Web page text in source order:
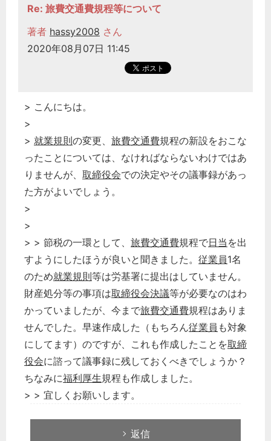
Re: 旅費交通費規程等について
著者 hassy2008 さん
2020年08月07日 11:45
> こんにちは。
>
> 就業規則の変更、 旅費交通費規程の新設をおこな
ったことについては、なければならないわけではあ
りませんが、 取締役会での決定やその議事録があっ
た方がよいでしょう。
>
>
> > 節税の一環として、 旅費交通費規程で日当 を出
すようにしたほうが良いと聞きました。 従業員1名
のため就業規則等は労基署に提出はしていません。
財産処分等の事項は取締役会決議等が必要なのはわ
かっていましたが、今まで旅費交通費規程はありま
せんでした。早速作成した（もちろん従業員 も対象
にしてます）のですが、これも作成したことを取締
役会に諮って議事録に残しておくべきでしょうか？
ちなみに福利厚生規程も作成しました。
> > 宜しくお願いします。
返信